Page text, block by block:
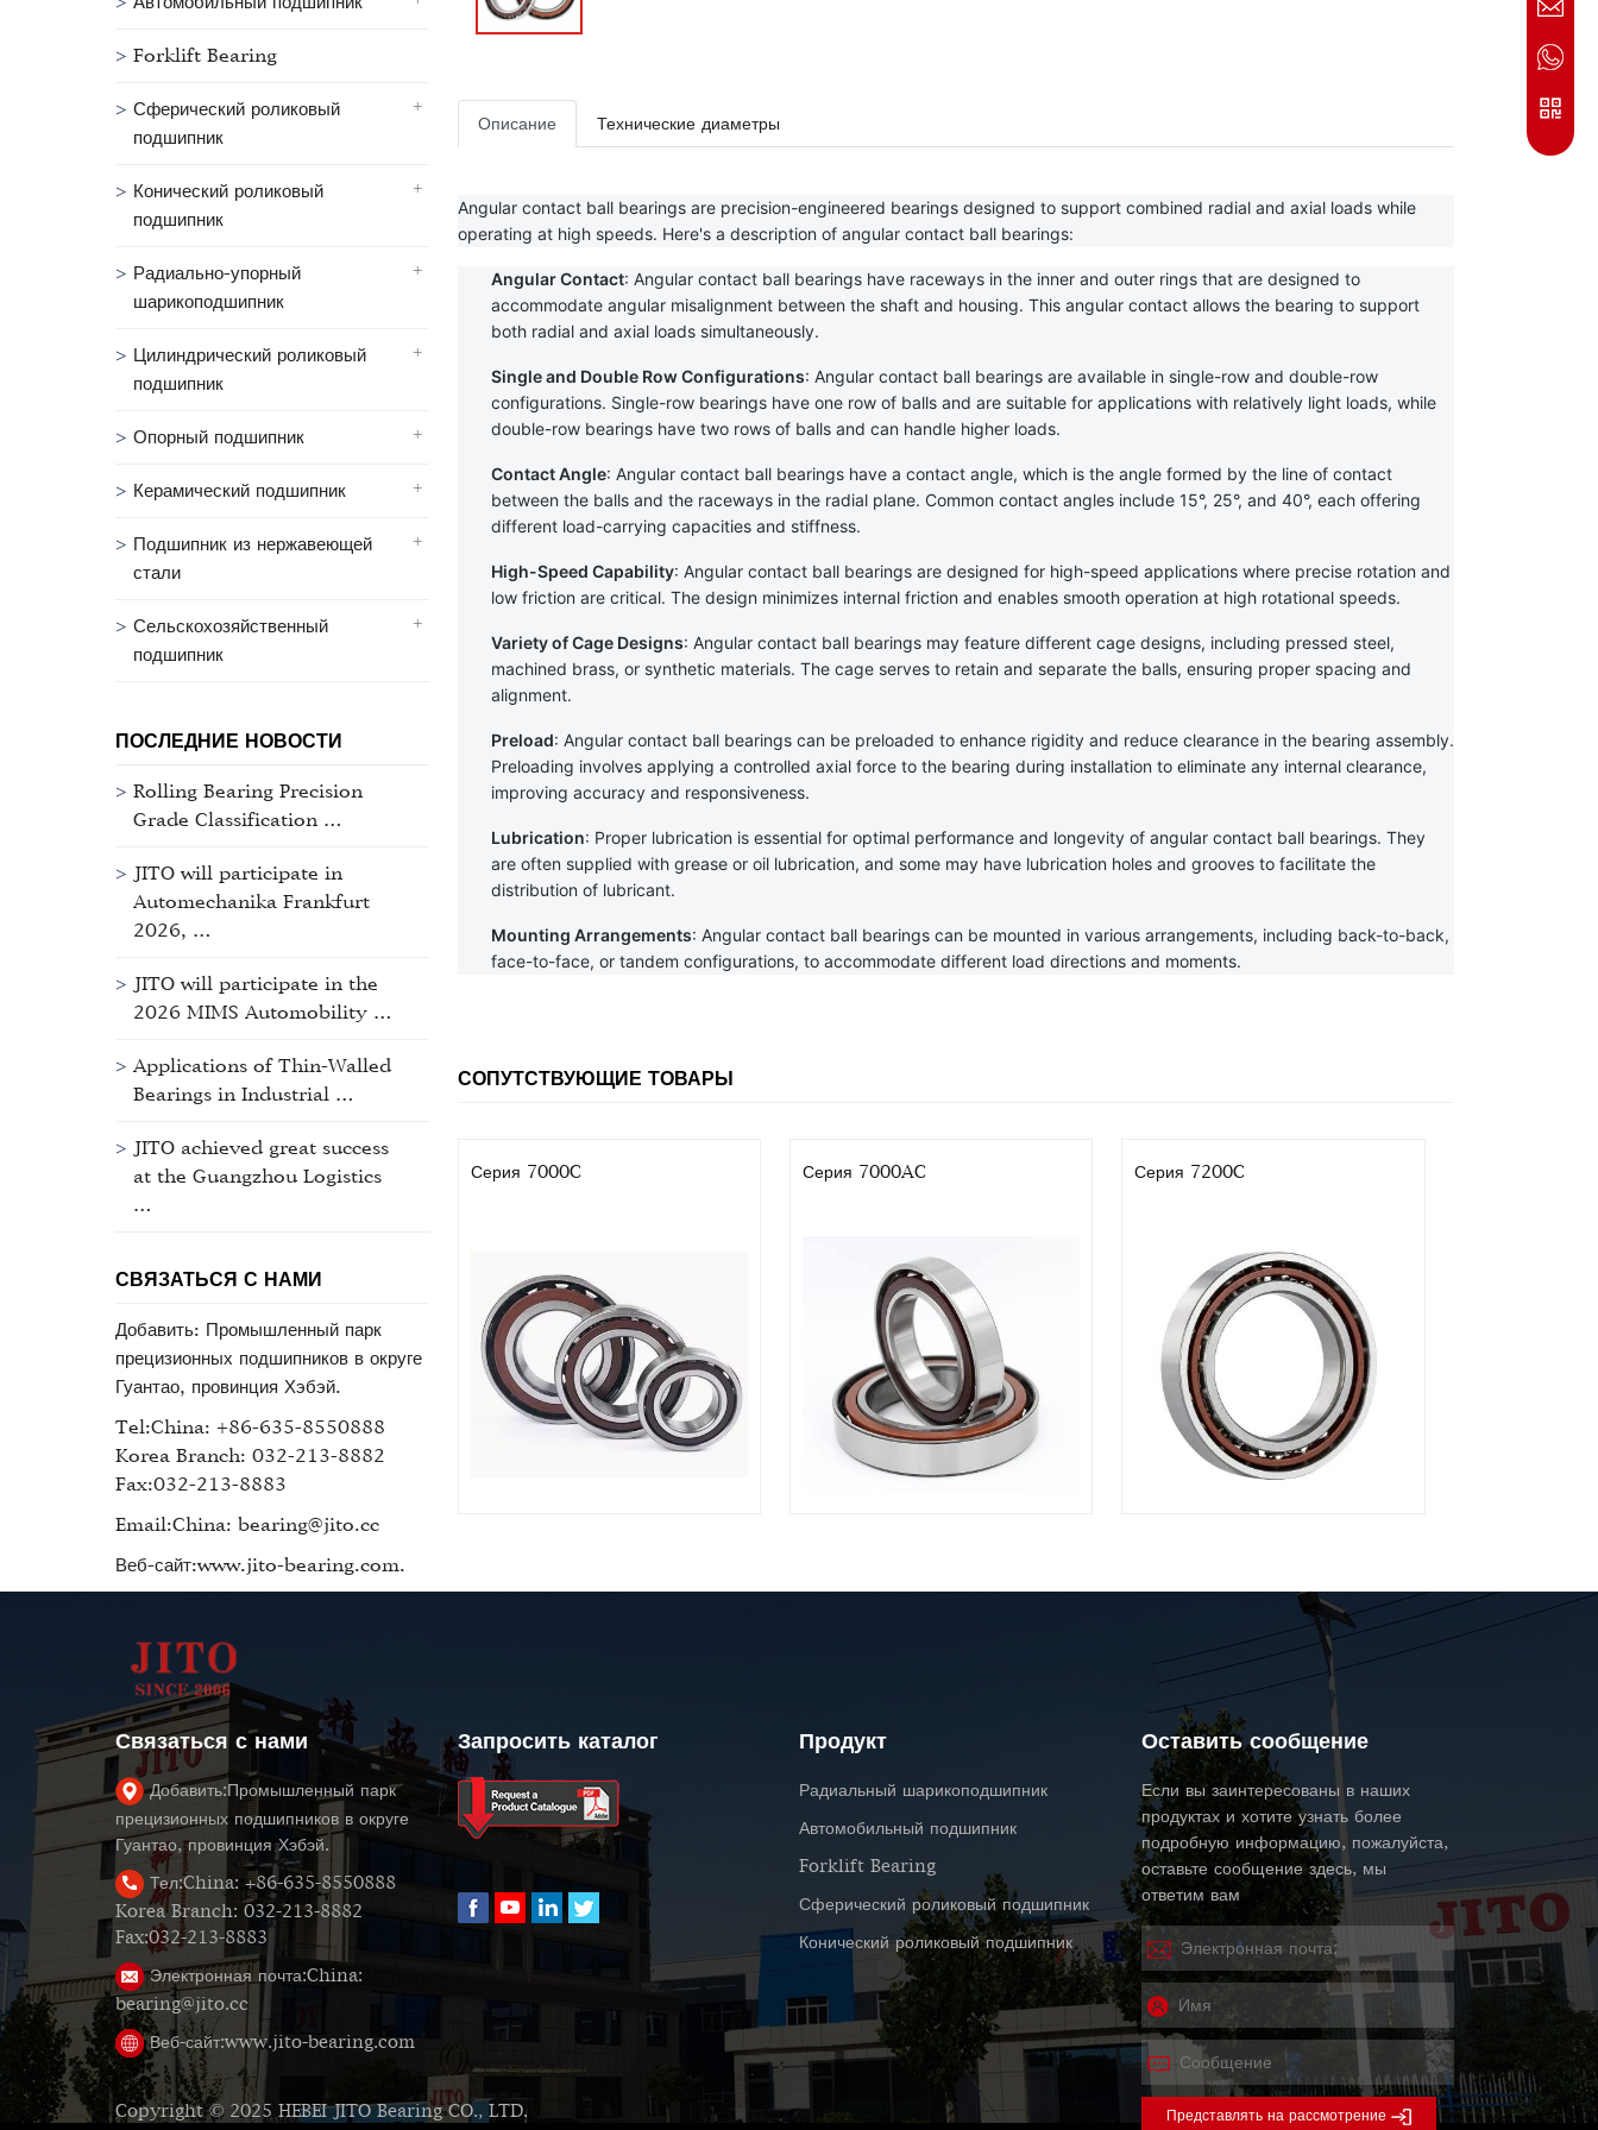
Forklift Bearing
Сферический роликовый
подшипник
Конический роликовый
подшипник
Радиально-упорный
шарикоподшипник
Цилиндрический роликовый
подшипник
Опорный подшипник
Керамический подшипник
Подшипник из нержавеющей
стали
Сельскохозяйственный
подшипник
ПОСЛЕДНИЕ НОВОСТИ
Rolling Bearing Precision
Grade Classification …
JITO will participate in
Automechanika Frankfurt
2026, …
JITO will participate in the
2026 MIMS Automobility …
Applications of Thin-Walled
Bearings in Industrial …
JITO achieved great success
at the Guangzhou Logistics
…
СВЯЗАТЬСЯ С НАМИ
Добавить: Промышленный парк
прецизионных подшипников в округе
Гуантао, провинция Хэбэй.
Tel:China: +86-635-8550888
Korea Branch: 032-213-8882
Fax:032-213-8883
Email:China: bearing@jito.cc
Веб-сайт:www.jito-bearing.com.
Описание Технические диаметры
Angular contact ball bearings are precision-engineered bearings designed to support combined radial and axial loads while
operating at high speeds. Here's a description of angular contact ball bearings:
Angular Contact: Angular contact ball bearings have raceways in the inner and outer rings that are designed to
accommodate angular misalignment between the shaft and housing. This angular contact allows the bearing to support
both radial and axial loads simultaneously.
Single and Double Row Configurations: Angular contact ball bearings are available in single-row and double-row
configurations. Single-row bearings have one row of balls and are suitable for applications with relatively light loads, while
double-row bearings have two rows of balls and can handle higher loads.
Contact Angle: Angular contact ball bearings have a contact angle, which is the angle formed by the line of contact
between the balls and the raceways in the radial plane. Common contact angles include 15°, 25°, and 40°, each offering
different load-carrying capacities and stiffness.
High-Speed Capability: Angular contact ball bearings are designed for high-speed applications where precise rotation and
low friction are critical. The design minimizes internal friction and enables smooth operation at high rotational speeds.
Variety of Cage Designs: Angular contact ball bearings may feature different cage designs, including pressed steel,
machined brass, or synthetic materials. The cage serves to retain and separate the balls, ensuring proper spacing and
alignment.
Preload: Angular contact ball bearings can be preloaded to enhance rigidity and reduce clearance in the bearing assembly.
Preloading involves applying a controlled axial force to the bearing during installation to eliminate any internal clearance,
improving accuracy and responsiveness.
Lubrication: Proper lubrication is essential for optimal performance and longevity of angular contact ball bearings. They
are often supplied with grease or oil lubrication, and some may have lubrication holes and grooves to facilitate the
distribution of lubricant.
Mounting Arrangements: Angular contact ball bearings can be mounted in various arrangements, including back-to-back,
face-to-face, or tandem configurations, to accommodate different load directions and moments.
СОПУТСТВУЮЩИЕ ТОВАРЫ
Серия 7000C Серия 7000AC Серия 7200C
Связаться с нами
Добавить:Промышленный парк
прецизионных подшипников в округе
Гуантао, провинция Хэбэй.
Тел:China: +86-635-8550888
Korea Branch: 032-213-8882
Fax:032-213-8883
Электронная почта:China:
bearing@jito.cc
Веб-сайт:www.jito-bearing.com
Запросить каталог Продукт
Радиальный шарикоподшипник
Автомобильный подшипник
Forklift Bearing
Сферический роликовый подшипник
Конический роликовый подшипник
Оставить сообщение
Если вы заинтересованы в наших
продуктах и ​​хотите узнать более
подробную информацию, пожалуйста,
оставьте сообщение здесь, мы
ответим вам
Представлять на рассмотрение
Copyright © 2025 HEBEI JITO Bearing CO., LTD.